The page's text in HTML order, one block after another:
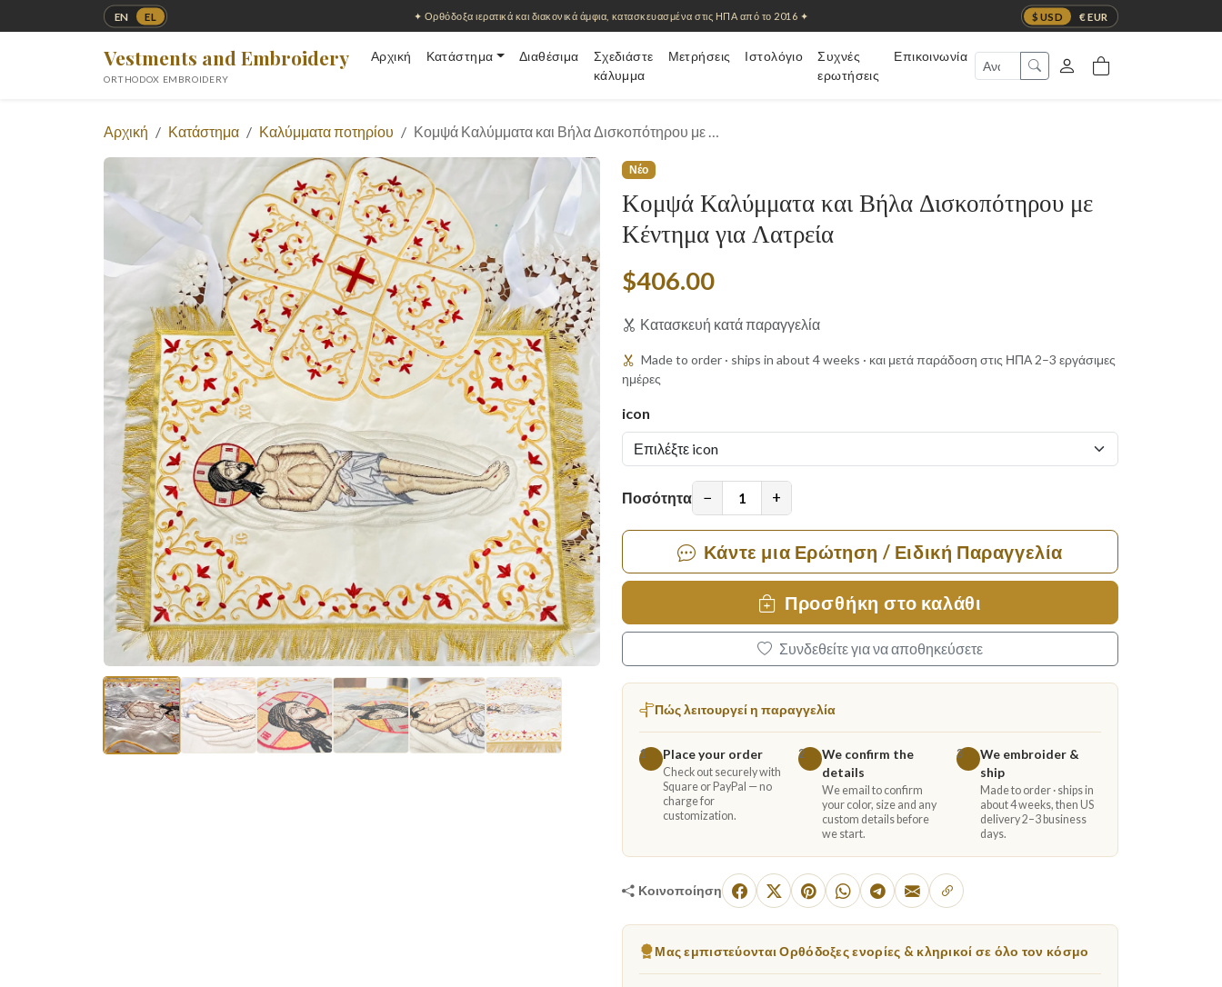
EN EL $ USD € EUR
✦ Ορθόδοξα ιερατικά και διακονικά άμφια, κατασκευασμένα στις ΗΠΑ από το 2016 ✦
Vestments and Embroidery
ORTHODOX EMBROIDERY
Αρχική Κατάστημα Διαθέσιμα
Σχεδιάστε
κάλυμμα
Μετρήσεις Ιστολόγιο
Συχνές
ερωτήσεις
Επικοινωνία
Αρχική Κατάστημα Καλύμματα ποτηρίου Κομψά Καλύμματα και Βήλα Δισκοπότηρου με …
Νέο
Κομψά Καλύμματα και Βήλα Δισκοπότηρου με
Κέντημα για Λατρεία
$406.00
Κατασκευή κατά παραγγελία
Made to order · ships in about 4 weeks · και μετά παράδοση στις ΗΠΑ 2–3 εργάσιμες
ημέρες
icon
Ποσότητα − +
Κάντε μια Ερώτηση / Ειδική Παραγγελία
Προσθήκη στο καλάθι
Συνδεθείτε για να αποθηκεύσετε
Πώς λειτουργεί η παραγγελία
1 Place your order
Check out securely with
Square or PayPal — no
charge for
customization.
2
We confirm the
details
We email to confirm
your color, size and any
custom details before
we start.
3
We embroider &
ship
Made to order · ships in
about 4 weeks, then US
delivery 2–3 business
days.
Κοινοποίηση
Μας εμπιστεύονται Ορθόδοξες ενορίες & κληρικοί σε όλο τον κόσμο